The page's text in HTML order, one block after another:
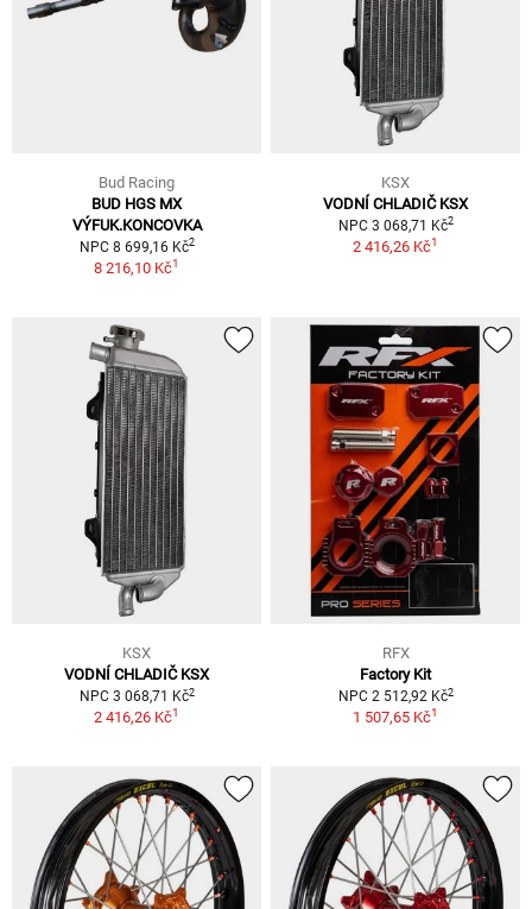
Bud Racing
BUD HGS MX
VÝFUK.KONCOVKA
NPC 8 699,16 Kč2
8 216,10 Kč1
KSX
VODNÍ CHLADIČ KSX
NPC 3 068,71 Kč2
2 416,26 Kč1
KSX
VODNÍ CHLADIČ KSX
NPC 3 068,71 Kč2
2 416,26 Kč1
RFX
Factory Kit
NPC 2 512,92 Kč2
1 507,65 Kč1